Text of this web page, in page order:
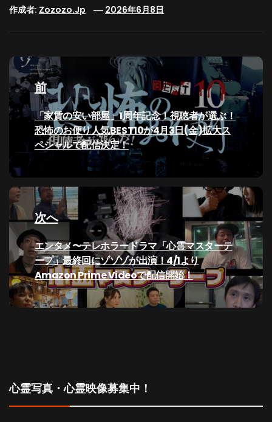
作成者: Zozozo.jp 2026年6月8日
投
稿
ナ
ビ
ゲ
ー
シ
ョ
ン
前
過
去
の
「家賃の安い部屋」1周年記念！視聴者が選ぶ！
恐怖のお便り人気BEST10が4月3日(金)拡大ス
ペシャルで配信決定！
次へ
次
の
投
稿:
エンタメ〜テレホラードラマ「心霊マスターテ
ープ」最終回にゾゾゾが出演！4/1より
Amazon Prime Videoで配信開始！
心霊写真・心霊映像募集中！